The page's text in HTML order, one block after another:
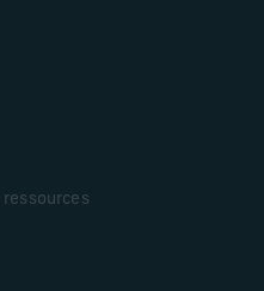
ressources